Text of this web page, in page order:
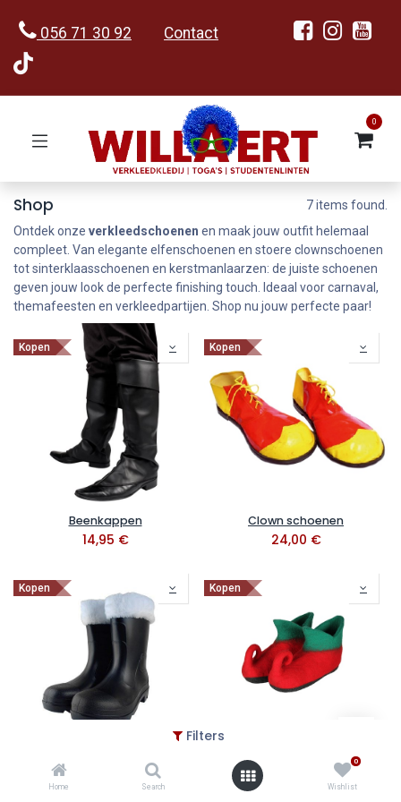
Filters
Home Search
0
Wishlist
056 71 30 92 Contact
0
Shop
7 items found.
Ontdek onze verkleedschoenen en maak jouw outfit helemaal
compleet. Van elegante elfenschoenen en stoere clownschoenen
tot sinterklaasschoenen en kerstmanlaarzen: de juiste schoenen
geven jouw look de perfecte finishing touch. Ideaal voor carnaval,
themafeesten en verkleedpartijen. Shop nu jouw perfecte paar!
Kopen
Beenkappen
14,95 €
Kopen
Clown schoenen
24,00 €
Kopen
Kerstman laarzen
Kopen
Schoenen elf